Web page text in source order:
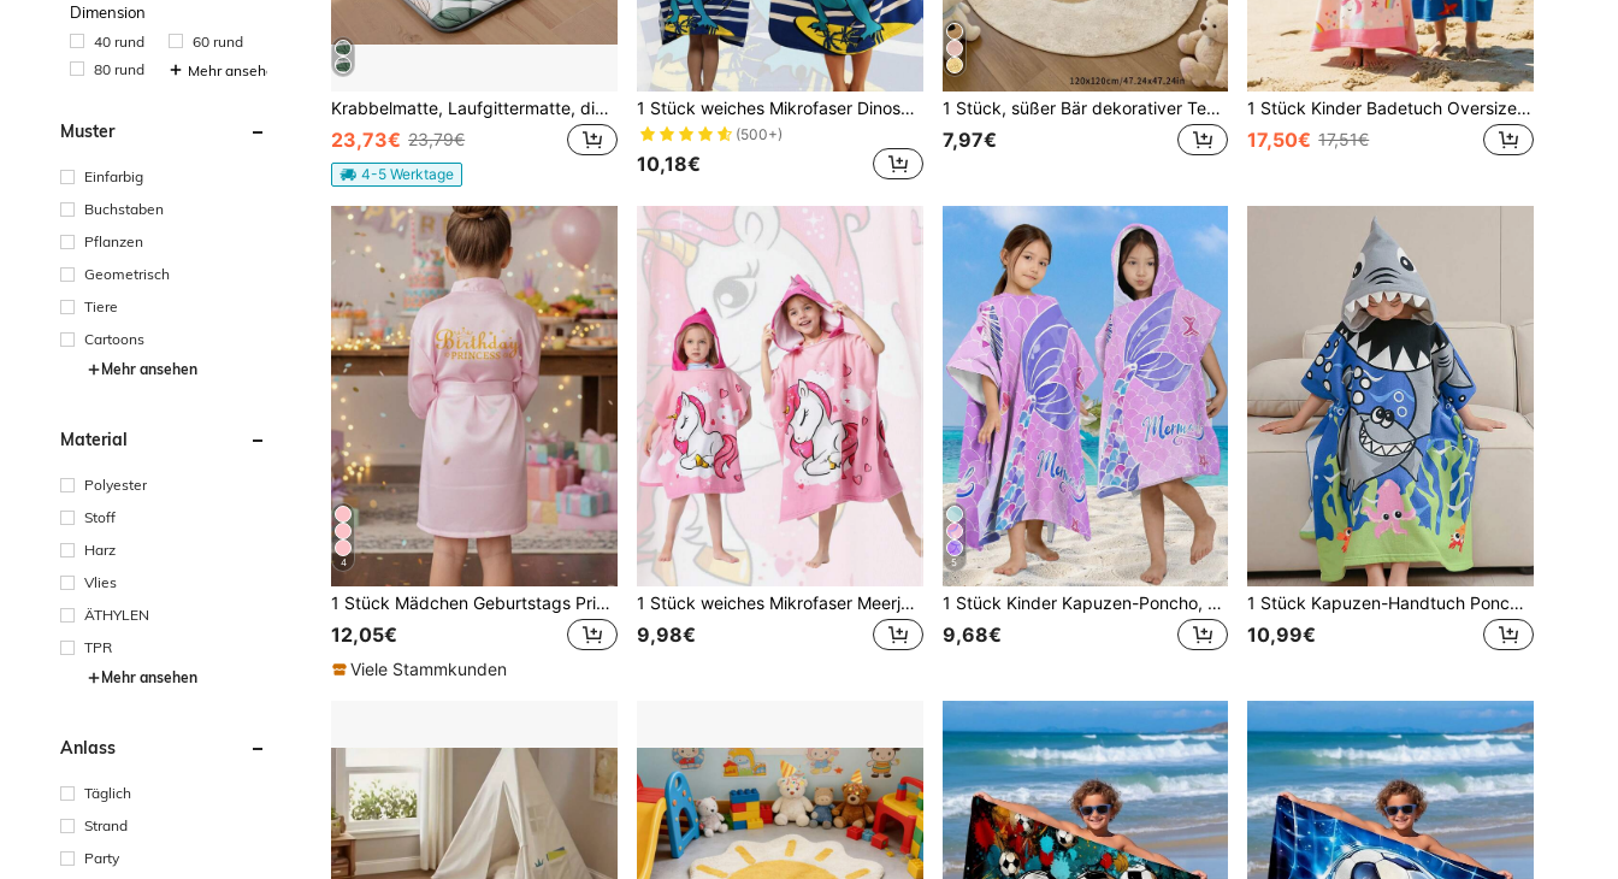
Dimension
40 rund
60 rund
80 rund
Mehr ansehen
Muster
Einfarbig
Buchstaben
Pflanzen
Geometrisch
Tiere
Cartoons
Mehr ansehen
Material
Polyester
Stoff
Harz
Vlies
ÄTHYLEN
TPR
Mehr ansehen
Anlass
Täglich
Strand
Party
Krabbelmatte, Laufgittermatte, dicke, weiche Schaumstoffmatte für Babys und Kleinkinder, faltbar
23,73€ 23,79€
4-5 Werktage
1 Stück weiches Mikrofaser Dinosaurier Muster Badeanzug Cover-Up mit Kapuze, Strandtuch Schal für Kinder im Alter von 3-10 Jahren
(500+)
10,18€
1 Stück, süßer Bär dekorativer Teppich, Ozean-Element dekorativer Teppich, Schlafzimmer Dekoration, kleiner Teppich, Teppich, Heimdekoration, Wohnzimmer Teppich, Wohnzimmer kleiner Teppich, Schlafzimmer Teppich, Wohnzimmer Heimdekoration, Outdoor Teppich, waschbarer Teppich, geeignet für Wohnzimmer, Schlafzimmer, Eingangsbereich, Küche, Arbeitszimmer, Badezimmer und andere dekorative Teppiche, Schlafzimmer Dekoration, dekorativer Teppich, Schlafzimmer Dekoration, kleiner Teppich, Heimdekoration, Wohnzimmer Teppich, Wohnzimmer kleiner Teppich, Schlafzimmer Teppich, Wohnzimmer Heimdekoration,
7,97€
1 Stück Kinder Badetuch Oversized Kapuzen Strandtuch für Mädchen und Jungen, Bad Pool Strand Poncho Handtücher Super Weich & Saugfähig Handtuch Kinder Bademantel
17,50€ 17,51€
4
1 Stück Mädchen Geburtstags Prinzessin Nachtwäsche, japanischer Stil Bademantel, Geburtstags Party Pyjama, geeignet für Geburtstagsfeiern, Feierlichkeiten, Geburtstaggeschenke, Reise Nachtwäsche
12,05€
Viele Stammkunden
1 Stück weiches Mikrofaser Meerjungfrau Muster Badeanzug Cover-Up mit Kapuze, geeignet für Kinder im Alter von 3-10 Jahren, Strandtuch Schal
9,98€
5
1 Stück Kinder Kapuzen-Poncho, sehr weiche Mikrofaser, süßer Meerjungfrau & Perlenmuschel Cartoon Muster, saugfähig & warm, geeignet für Strand, Badezimmer, Schwimmen, Surfen
9,68€
1 Stück Kapuzen-Handtuch Poncho, geeignet für 4-10 Jahre alte Jungen, Hai-Motiv, mit Tragetasche
10,99€